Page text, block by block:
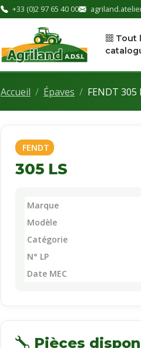
+33 (0)2 97 65 40 00
Tout
Accueil Épaves FENDT 305
FENDT
305 LS
Marque
Modèle
Catégorie
N° LP
Date MEC
Pièces